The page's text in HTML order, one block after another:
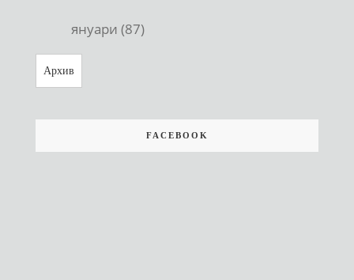
януари (87)
Архив
FACEBOOK